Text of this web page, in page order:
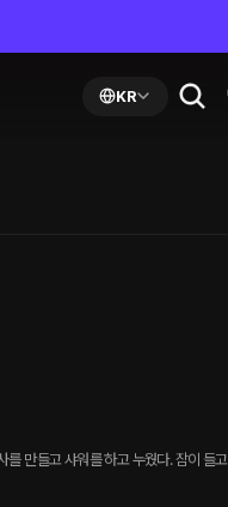
KR
만들고 샤워를 하고 누웠다. 잠이 들